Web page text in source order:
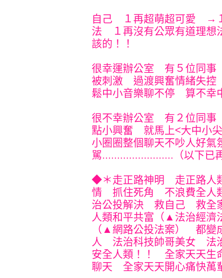
自己 １再超萌超可愛 →
法 １再沒有公眾有道理
該的！！
很幸運辦公室 有５位同
被刺激 過渡興奮情緒失
鬆中小音樂聊不停 算不幸
很不幸辦公室 有２位同
點小興奮 就馬上<大中小
小圈圈整個聊天不吵人好
駡........................（以下已
◆＊走正路神明 走正路人
情 抓住死角 不浪費全人
治公投解決 救自己 救
人類和平共富（▲法治經
（▲網路公投法案） 都變
人 法治科技帥哥美女 法
安全人類！！ 全家天天生
聊天 全家天天開心痛快萬